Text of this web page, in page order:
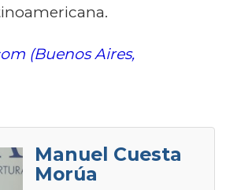
(Buenos Aires,
Manuel Cuesta
Morúa